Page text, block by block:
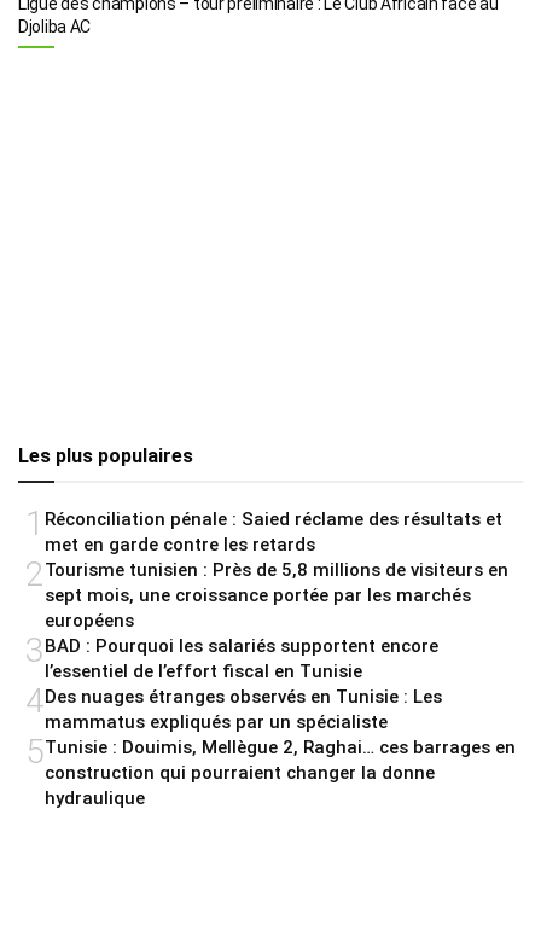
Ligue des champions – tour préliminaire : Le Club Africain face au
Djoliba AC
Les plus populaires
1 Réconciliation pénale : Saied réclame des résultats et
met en garde contre les retards
2Tourisme tunisien : Près de 5,8 millions de visiteurs en
sept mois, une croissance portée par les marchés
européens
3BAD : Pourquoi les salariés supportent encore
l’essentiel de l’effort fiscal en Tunisie
4Des nuages étranges observés en Tunisie : Les
mammatus expliqués par un spécialiste
5Tunisie : Douimis, Mellègue 2, Raghai… ces barrages en
construction qui pourraient changer la donne
hydraulique